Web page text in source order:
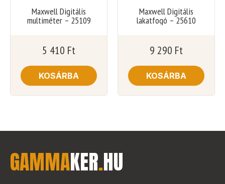
Maxwell Digitális
multiméter – 25109
5 410 Ft
KOSÁRBA
Maxwell Digitális
lakatfogó – 25610
9 290 Ft
KOSÁRBA
GAMMAKER.HU